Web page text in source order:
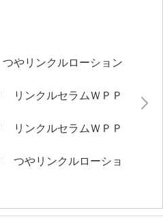
ルリチン酸ジカリウムを
）、肌あれ・あれ性、油
整える、皮膚をすこやか
える、皮膚を保護する、
あるＷ薬用日焼け止め乳
です。
は、乾燥による小ジワを
試験済み）。
クルセラムＷＰＰ（薬
ｇサイズの販売があり、
。
やリンクルローション
リンクルセラムＷＰＰ
リンクルセラムＷＰＰ
つやリンクルローショ
ンクルホワイトＵＶ５